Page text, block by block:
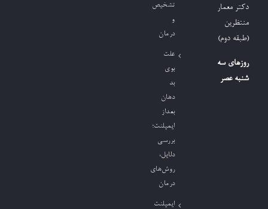
دکتر معمار
منتظرین
(طبقه دوم)
روزهای سه
شنبه عصر
تشخیص
و
درمان
علت
بوی
بد
دهان
بعداز
ایمپلنت؛
بررسی
دلایل،
روش‌های
درمان
ایمپلنت